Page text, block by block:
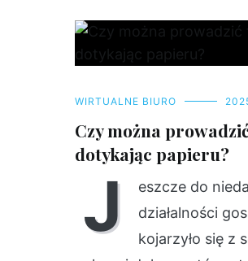
WIRTUALNE BIURO
Czy można
dotykając papieru?
J
eszcze do
działalności
kojarzyło się z